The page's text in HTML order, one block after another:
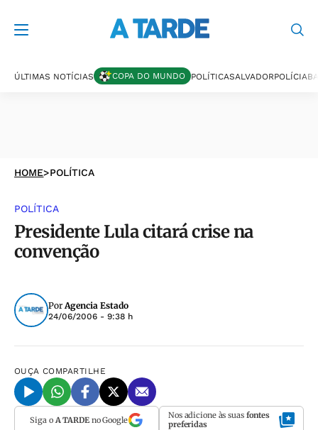
ÚLTIMAS NOTÍCIAS COPA DO MUNDO POLÍTICASALVADORPOLÍCIA
HOME>POLÍTICA
POLÍTICA
Presidente Lula citará crise na
convenção
PorAgencia Estado
24/06/2006 - 9:38 h
OUÇA COMPARTILHE
Siga o A TARDEno Google Nos adicione às suas fontes
preferidas